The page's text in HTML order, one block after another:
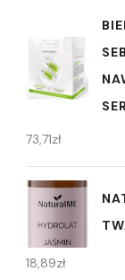
73,71zł
18,89zł